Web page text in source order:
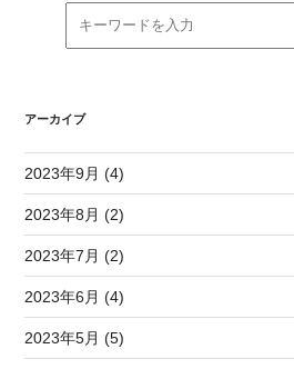
アーカイブ
2023年9月 (4)
2023年8月 (2)
2023年7月 (2)
2023年6月 (4)
2023年5月 (5)